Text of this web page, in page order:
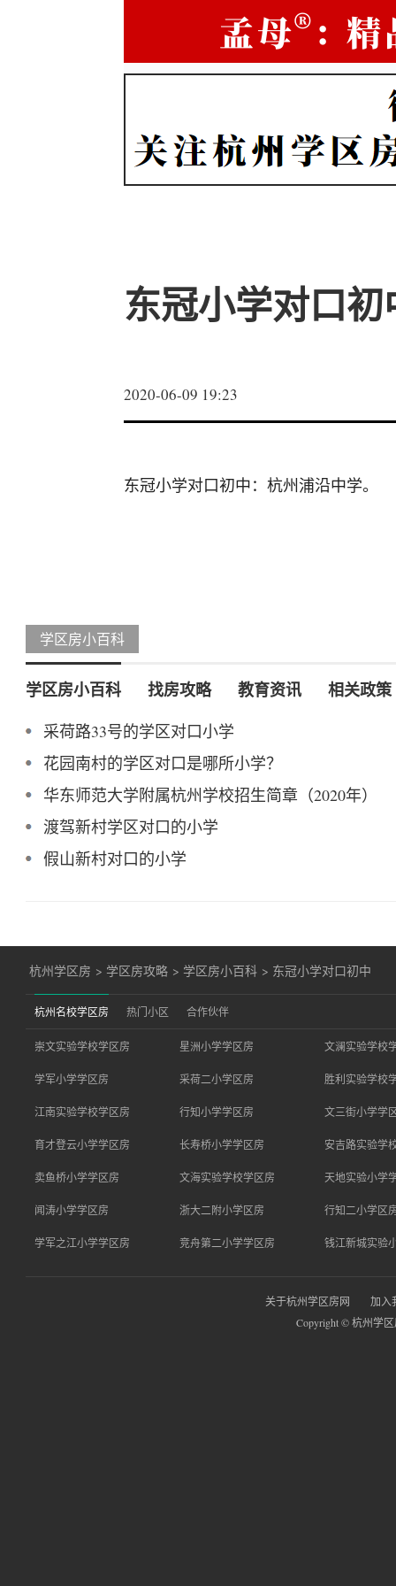
东冠小学对口初
2020-06-09 19:23
东冠小学对口初中：杭州浦沿中学。
学区房小百科
学区房小百科 找房攻略 教育资讯 相关政策
采荷路33号的学区对口小学
花园南村的学区对口是哪所小学？
华东师范大学附属杭州学校招生简章（2020年）
渡驾新村学区对口的小学
假山新村对口的小学
杭州学区房 > 学区房攻略 > 学区房小百科 > 东冠小学对口初中
杭州名校学区房 热门小区 合作伙伴
崇文实验学校学区房 星洲小学学区房 文澜实验学校
学军小学学区房 采荷二小学区房 胜利实验学校
江南实验学校学区房 行知小学学区房 文三街小学学
育才登云小学学区房 长寿桥小学学区房 安吉路实验学
卖鱼桥小学学区房 文海实验学校学区房 天地实验小学
闻涛小学学区房 浙大二附小学区房 行知二小学区
学军之江小学学区房 竞舟第二小学学区房 钱江新城实验
关于杭州学区房网
加入
Copyright © 杭州学